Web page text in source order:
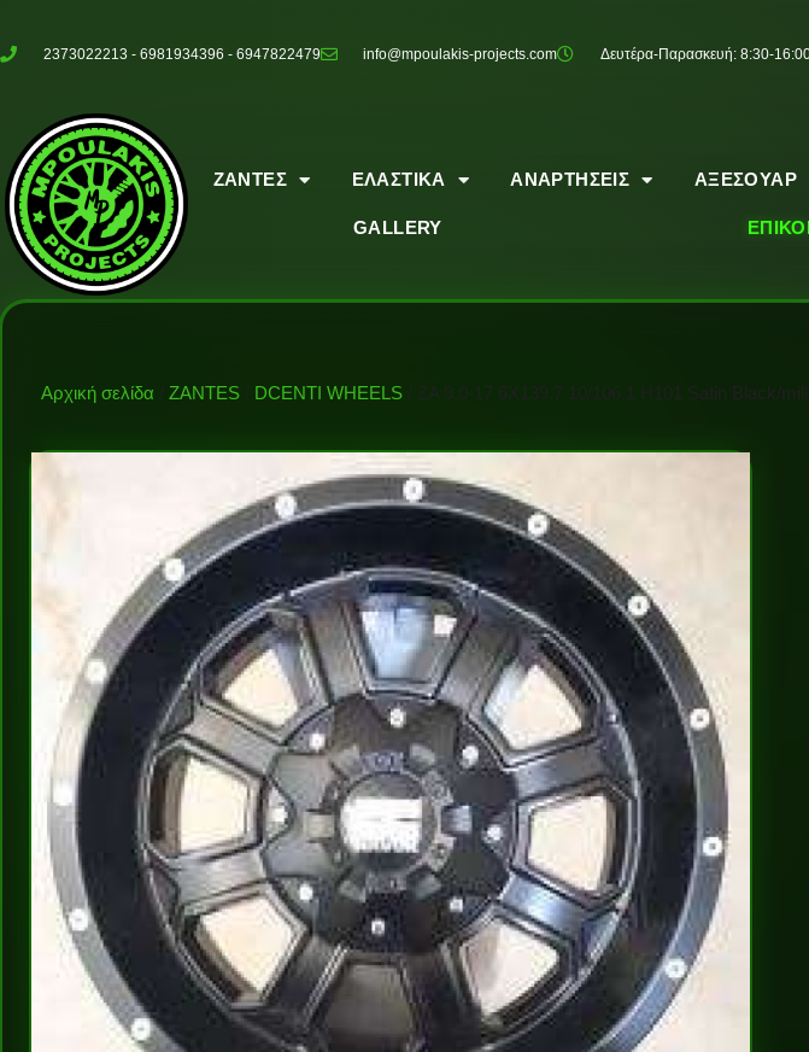
2373022213 - 6981934396 - 6947822479 info@mpoulakis-projects.com Δευτέρα-Παρασκευή: 8:30-
ΖΑΝΤΕΣ ΕΛΑΣΤΙΚΑ ΑΝΑΡΤΗΣΕΙΣ ΑΞΕΣΟΥΑΡ
GALLERY
Αρχική σελίδα / ZANTES / DCENTI WHEELS / ZA 9.0-17 6X139.7 10/106.1 H101 Satin Black/